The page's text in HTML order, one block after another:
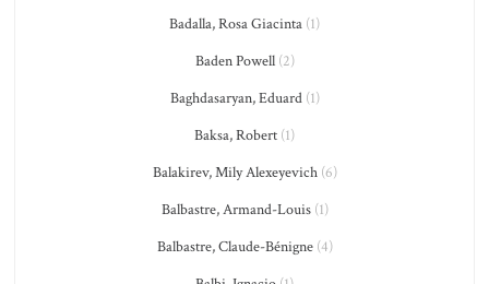
Badalla, Rosa Giacinta (1)
Baden Powell(2)
Baghdasaryan, Eduard(1)
Baksa, Robert (1)
Balakirev, Mily Alexeyevich(6)
Balbastre, Armand-Louis(1)
Balbastre, Claude-Bénigne(4)